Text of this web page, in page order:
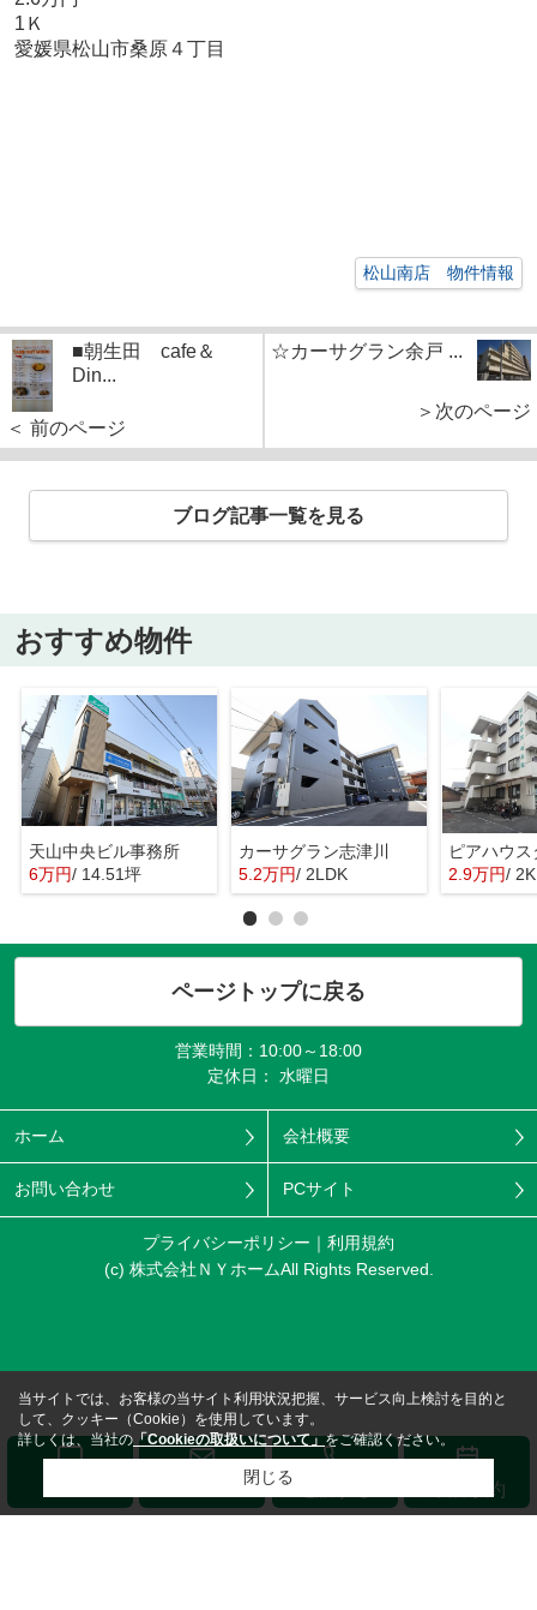
1Ｋ
愛媛県松山市桑原４丁目
松山南店 物件情報
■朝生田 cafe＆
Din...
＜ 前のページ
☆カーサグラン余戸 ...
＞次のページ
ブログ記事一覧を見る
おすすめ物件
天山中央ビル事務所
6万円/ 14.51坪
カーサグラン志津川
5.2万円/ 2LDK
ピアハウス
2.9万円/ 2K
ページトップに戻る
営業時間：10:00～18:00
定休日： 水曜日
ホーム 会社概要
お問い合わせ PCサイト
プライバシーポリシー
利用規約
(c) 株式会社ＮＹホームAll Rights Reserved.
来店予約
当サイトでは、お客様の当サイト利用状況把握、サービス向上検討を目的と
して、クッキー（Cookie）を使用しています。
詳しくは、当社の 「Cookieの取扱いについて」をご確認ください。
閉じる